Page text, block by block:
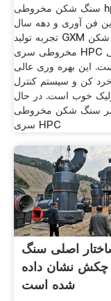
سنگ شکن مخروطی hpc. پایه
فن آوری و دهه سال
تجربه تولید GXM سنگ شکن
مخروطی سری HPC طراحی
این بهره وری عالی
خرد کن و سیستم کنترل
خوب است. در حال
سنگ شکن مخروطی
سری HPC
اصلی سنگ
نشان داده
شده است